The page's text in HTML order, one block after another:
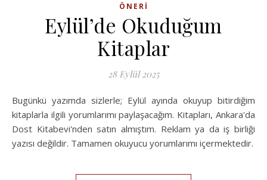
ÖNERI
Eylül’de Okuduğum
Kitaplar
28 Eylül 2025
Bugünkü yazımda sizlerle; Eylül ayında okuyup bitirdiğim
kitaplarla ilgili yorumlarımı paylaşacağım. Kitapları, Ankara'da
Dost Kitabevi'nden satın almıştım. Reklam ya da iş birliği
yazısı değildir. Tamamen okuyucu yorumlarımı içermektedir.